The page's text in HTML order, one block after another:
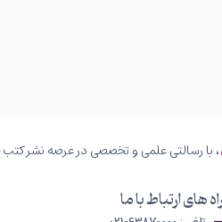
، با رسالتی علمی و تخصصی در عرصه نشر
راه های ارتباط با ما